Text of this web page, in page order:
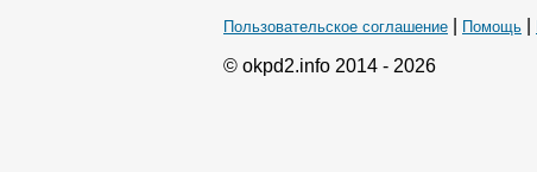
Пользовательское соглашение Помощь
© okpd2.info 2014 - 2026